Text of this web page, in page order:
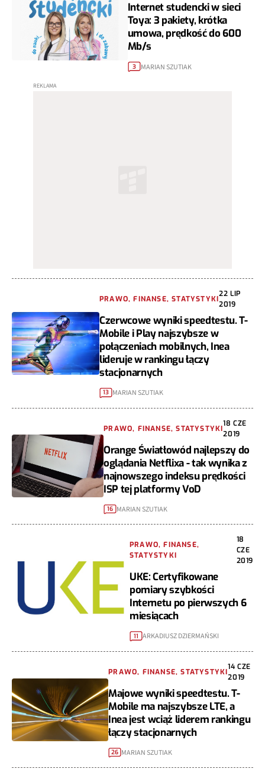
Internet studencki w sieci
Toya: 3 pakiety, krótka
umowa, prędkość do 600
Mb/s
3 MARIAN SZUTIAK
PRAWO, FINANSE, STATYSTYKI
22 LIP
2019
Czerwcowe wyniki speedtestu. T-
Mobile i Play najszybsze w
połączeniach mobilnych, Inea
lideruje w rankingu łączy
stacjonarnych
13 MARIAN SZUTIAK
PRAWO, FINANSE, STATYSTYKI
18 CZE
2019
Orange Światłowód najlepszy do
oglądania Netflixa - tak wynika z
najnowszego indeksu prędkości
ISP tej platformy VoD
16 MARIAN SZUTIAK
PRAWO, FINANSE,
STATYSTYKI
18
CZE
2019
UKE: Certyfikowane
pomiary szybkości
Internetu po pierwszych 6
miesiącach
11 ARKADIUSZ DZIERMAŃSKI
PRAWO, FINANSE, STATYSTYKI
14 CZE
2019
Majowe wyniki speedtestu. T-
Mobile ma najszybsze LTE, a
Inea jest wciąż liderem rankingu
łączy stacjonarnych
26 MARIAN SZUTIAK